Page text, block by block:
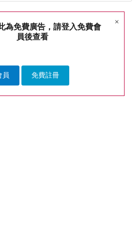
×
為免費廣告，請登入免費會
員後查看
員 免費註冊